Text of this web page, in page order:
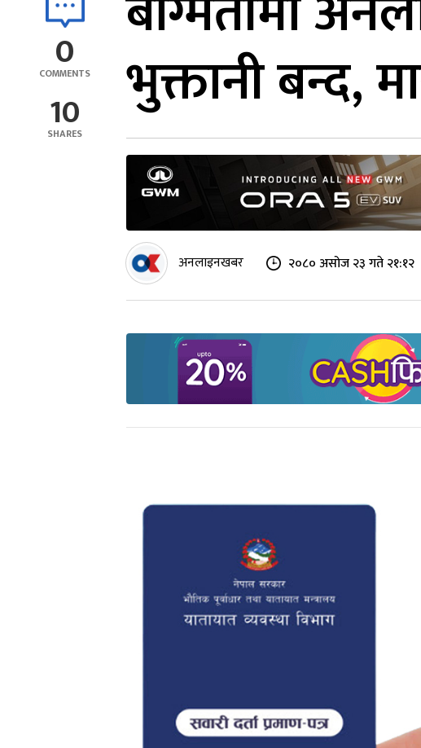
0
COMMENTS
10
SHARES
भुक्तानी बन्द,
अनलाइनखबर २०८० असोज २३ गते २१:१२